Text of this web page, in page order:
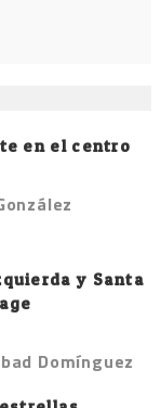
en el centro
y Santa
Domínguez